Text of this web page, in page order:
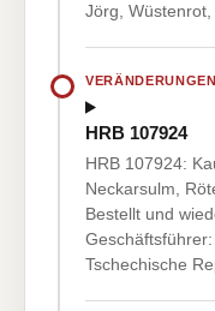
Jörg, Wüstenrot,
VERÄNDERUNGEN
HRB 107924
HRB 107924:
Neckarsulm,
Bestellt und
Tschechische